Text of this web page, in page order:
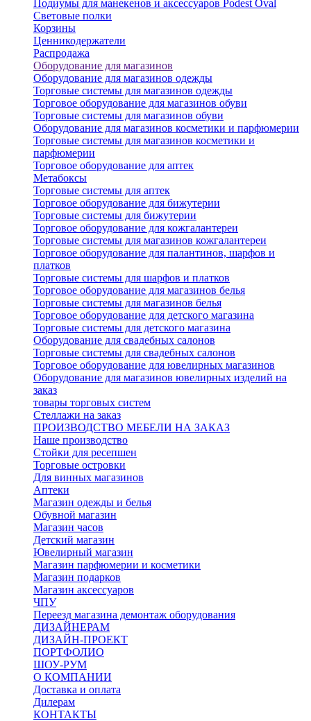
Подиумы для манекенов и аксессуаров Podest Oval
Световые полки
Корзины
Ценникодержатели
Распродажа
Оборудование для магазинов
Оборудование для магазинов одежды
Торговые системы для магазинов одежды
Торговое оборудование для магазинов обуви
Торговые системы для магазинов обуви
Оборудование для магазинов косметики и парфюмерии
Торговые системы для магазинов косметики и
парфюмерии
Торговое оборудование для аптек
Метабоксы
Торговые системы для аптек
Торговое оборудование для бижутерии
Торговые системы для бижутерии
Торговое оборудование для кожгалантереи
Торговые системы для магазинов кожгалантереи
Торговое оборудование для палантинов, шарфов и
платков
Торговые системы для шарфов и платков
Торговое оборудование для магазинов белья
Торговые системы для магазинов белья
Торговое оборудование для детского магазина
Торговые системы для детского магазина
Оборудование для свадебных салонов
Торговые системы для свадебных салонов
Торговое оборудование для ювелирных магазинов
Оборудование для магазинов ювелирных изделий на
заказ
товары торговых систем
Стеллажи на заказ
ПРОИЗВОДСТВО МЕБЕЛИ НА ЗАКАЗ
Наше производство
Стойки для ресепшен
Торговые островки
Для винных магазинов
Аптеки
Магазин одежды и белья
Обувной магазин
Магазин часов
Детский магазин
Ювелирный магазин
Магазин парфюмерии и косметики
Магазин подарков
Магазин аксессуаров
ЧПУ
Переезд магазина демонтаж оборудования
ДИЗАЙНЕРАМ
ДИЗАЙН-ПРОЕКТ
ПОРТФОЛИО
ШОУ-РУМ
О КОМПАНИИ
Доставка и оплата
Дилерам
КОНТАКТЫ